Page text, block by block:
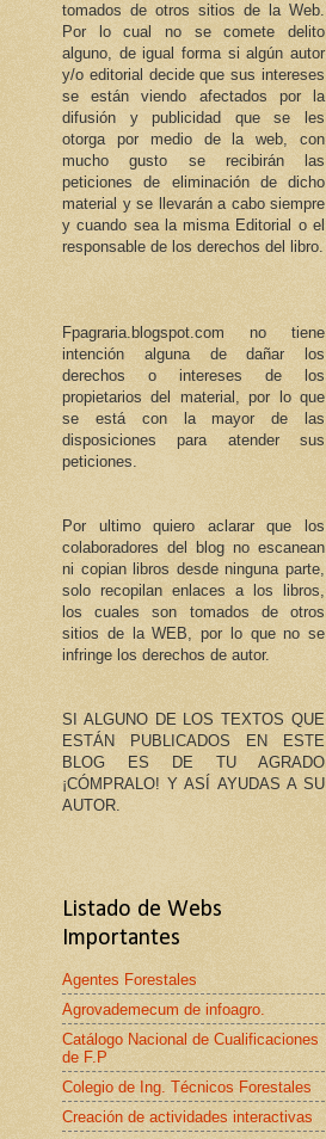
tomados de otros sitios de la Web.
Por lo cual no se comete delito
alguno, de igual forma si algún autor
y/o editorial decide que sus intereses
se están viendo afectados por la
difusión y publicidad que se les
otorga por medio de la web, con
mucho gusto se recibirán las
peticiones de eliminación de dicho
material y se llevarán a cabo siempre
y cuando sea la misma Editorial o el
responsable de los derechos del libro.
Fpagraria.blogspot.com no tiene
intención alguna de dañar los
derechos o intereses de los
propietarios del material, por lo que
se está con la mayor de las
disposiciones para atender sus
peticiones.
Por ultimo quiero aclarar que los
colaboradores del blog no escanean
ni copian libros desde ninguna parte,
solo recopilan enlaces a los libros,
los cuales son tomados de otros
sitios de la WEB, por lo que no se
infringe los derechos de autor.
SI ALGUNO DE LOS TEXTOS QUE
ESTÁN PUBLICADOS EN ESTE
BLOG ES DE TU AGRADO
¡CÓMPRALO! Y ASÍ AYUDAS A SU
AUTOR.
Listado de Webs
Importantes
Agentes Forestales
Agrovademecum de infoagro.
Catálogo Nacional de Cualificaciones
de F.P
Colegio de Ing. Técnicos Forestales
Creación de actividades interactivas